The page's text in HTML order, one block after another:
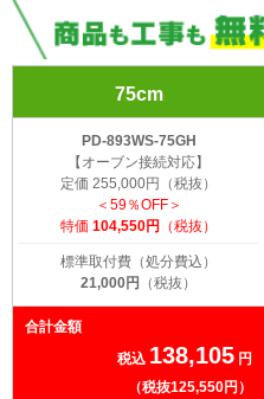
75cm
PD-893WS-75GH
【オーブン接続対応】
定価 255,000円（税抜）
＜59％OFF＞
特価 104,550円 （税抜）
標準取付費（処分費込）
21,000円 （税抜）
合計金額
税込 138,105 円
（税抜125,550円）